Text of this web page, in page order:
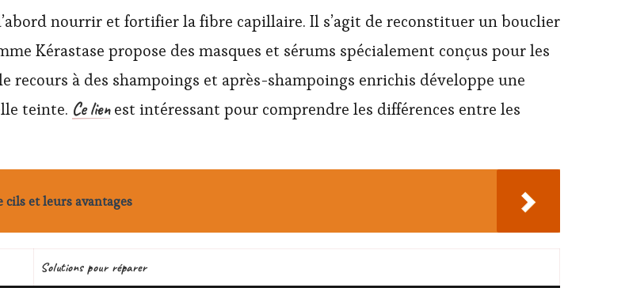
nourrir et fortifier la fibre capillaire. Il s’agit de reconstituer un bouclier
Kérastase propose des masques et sérums spécialement conçus pour les
recours à des shampoings et après-shampoings enrichis développe une
teinte. Ce lienest intéressant pour comprendre les différences entre les
cils et leurs avantages
Solutions pour réparer